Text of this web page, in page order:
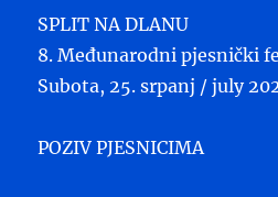
SPLIT NA DLANU
8. Međunarodni pjesnički
Subota, 25. srpanj / july
POZIV PJESNICIMA